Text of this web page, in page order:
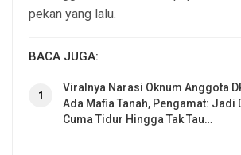
pekan yang lalu.
BACA JUGA:
1
Viralnya Narasi Oknum Anggota
Ada Mafia Tanah, Pengamat: Jadi
Cuma Tidur Hingga Tak Tau…